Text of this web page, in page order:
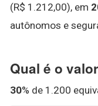
(R$ 1.212,00), em
autônomos e
Qual é o
30% de 1.200